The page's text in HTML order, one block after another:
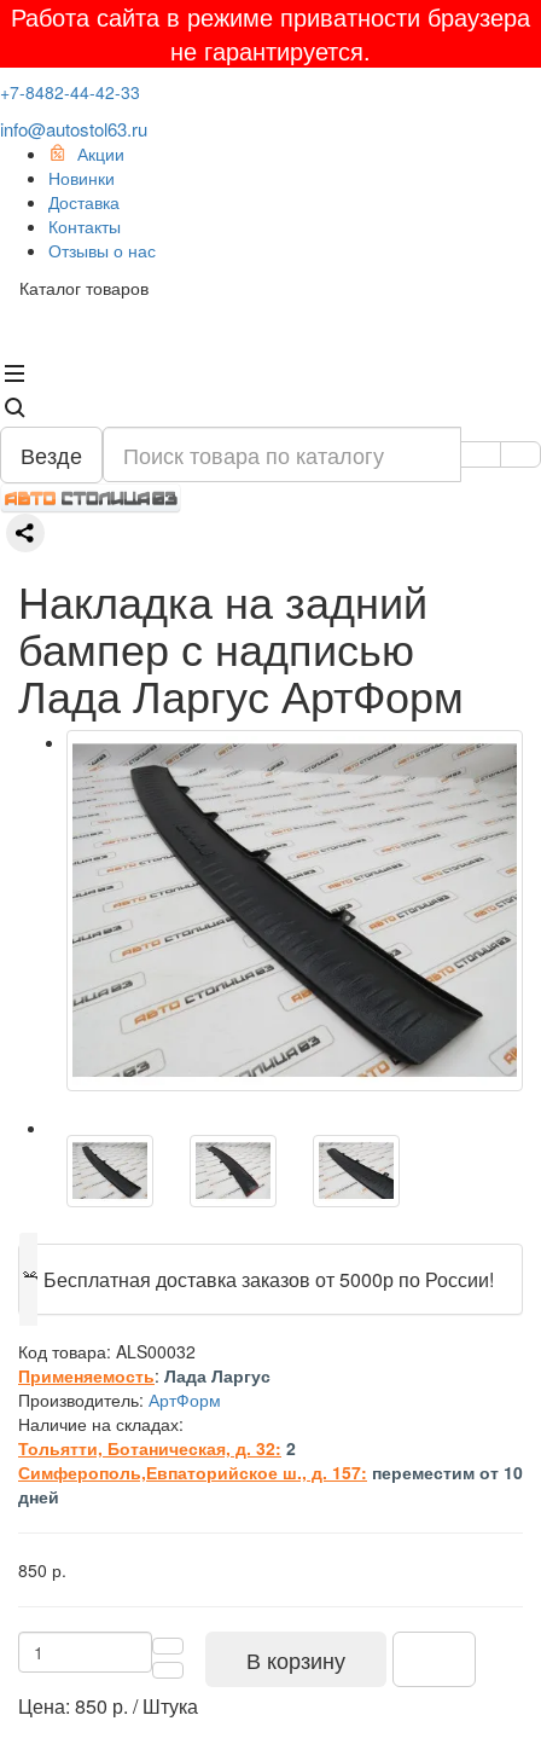
Работа сайта в режиме приватности браузера
не гарантируется.
+7-8482-44-42-33
info@autostol63.ru
Акции
Новинки
Доставка
Контакты
Отзывы о нас
Каталог товаров
Везде
Накладка на задний
бампер с надписью
Лада Ларгус АртФорм
🎁 Бесплатная доставка заказов от 5000р по России!
Код товара: ALS00032
Применяемость: Лада Ларгус
Производитель: АртФорм
Наличие на складах:
Тольятти, Ботаническая, д. 32: 2
Симферополь,Евпаторийское ш., д. 157: переместим от 10
дней
850 р.
В корзину
Цена: 850 р. / Штука